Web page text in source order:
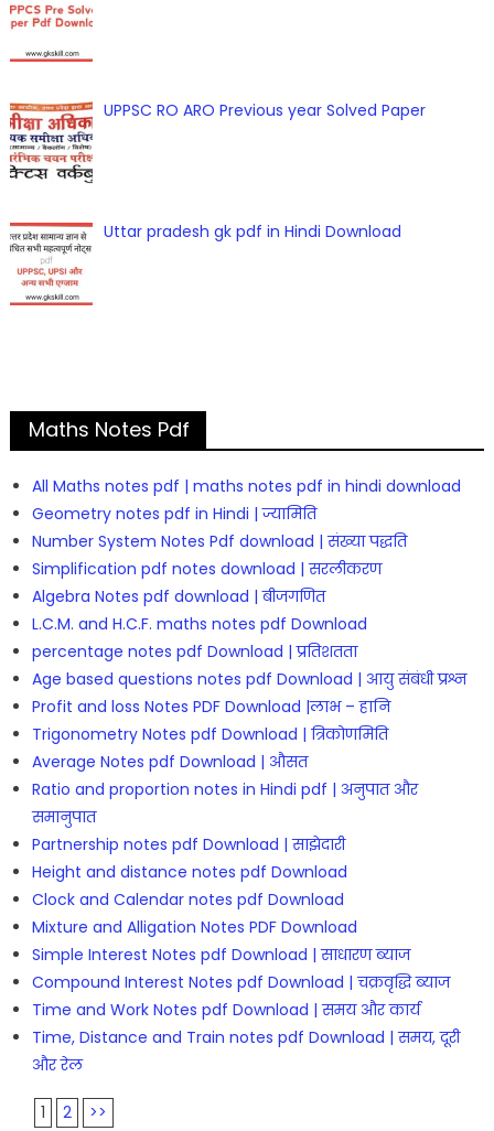
UPPSC RO ARO Previous year Solved Paper
Uttar pradesh gk pdf in Hindi Download
Maths Notes Pdf
All Maths notes pdf | maths notes pdf in hindi download
Geometry notes pdf in Hindi | ज्यामिति
Number System Notes Pdf download | संख्या पद्धति
Simplification pdf notes download | सरलीकरण
Algebra Notes pdf download | बीजगणित
L.C.M. and H.C.F. maths notes pdf Download
percentage notes pdf Download | प्रतिशतता
Age based questions notes pdf Download | आयु संबंधी प्रश्न
Profit and loss Notes PDF Download |लाभ – हानि
Trigonometry Notes pdf Download | त्रिकोणमिति
Average Notes pdf Download | औसत
Ratio and proportion notes in Hindi pdf | अनुपात और
समानुपात
Partnership notes pdf Download | साझेदारी
Height and distance notes pdf Download
Clock and Calendar notes pdf Download
Mixture and Alligation Notes PDF Download
Simple Interest Notes pdf Download | साधारण ब्याज
Compound Interest Notes pdf Download | चक्रवृद्धि ब्याज
Time and Work Notes pdf Download | समय और कार्य
Time, Distance and Train notes pdf Download | समय, दूरी
और रेल
1 2 >>